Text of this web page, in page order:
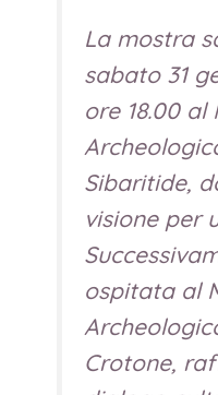
La mostra
sabato 31
ore 18.00 al
Sibaritide,
visione per
ospitata al
Crotone,